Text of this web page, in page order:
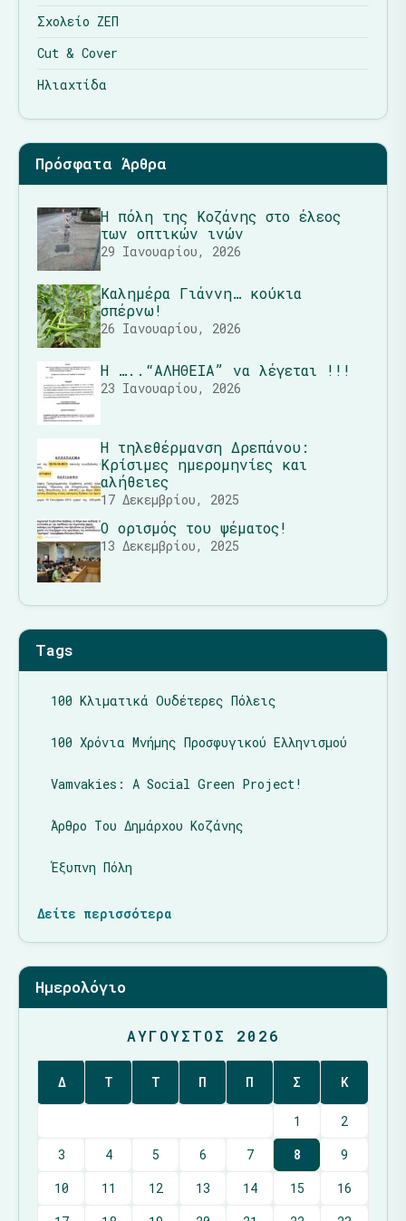
Σχολείο ΖΕΠ
Cut & Cover
Ηλιαχτίδα
Πρόσφατα Άρθρα
Η πόλη της Κοζάνης στο έλεος
των οπτικών ινών
29 Ιανουαρίου, 2026
Καλημέρα Γιάννη… κούκια
σπέρνω!
26 Ιανουαρίου, 2026
Η …..“ΑΛΗΘΕΙΑ” να λέγεται !!!
23 Ιανουαρίου, 2026
Η τηλεθέρμανση Δρεπάνου:
Κρίσιμες ημερομηνίες και
αλήθειες
17 Δεκεμβρίου, 2025
Ο ορισμός του ψέματος!
13 Δεκεμβρίου, 2025
Tags
100 Κλιματικά Ουδέτερες Πόλεις
100 Χρόνια Μνήμης Προσφυγικού Ελληνισμού
Vamvakies: A Social Green Project!
Άρθρο Του Δημάρχου Κοζάνης
Έξυπνη Πόλη
Δείτε περισσότερα
Ημερολόγιο
ΑΎΓΟΥΣΤΟΣ 2026
Δ Τ Τ Π Π Σ Κ
1
2
3
4 5 6 7 8
9
10
11 12 13 14 15
16